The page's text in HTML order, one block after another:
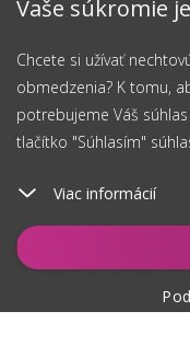
Vaše súkromie
Chcete si užívať
obmedzenia? K tomu,
potrebujeme Váš
tlačítko "Súhlasím"
Viac informácií